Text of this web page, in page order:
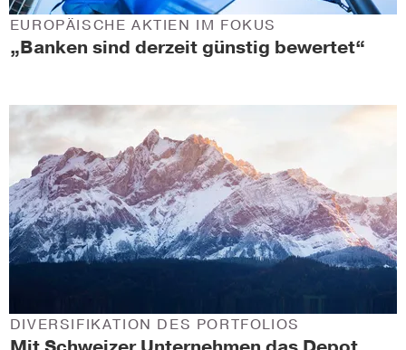
„Banken sind derzeit günstig bewertet“
EUROPÄISCHE AKTIEN IM FOKUS
DIVERSIFIKATION DES PORTFOLIOS